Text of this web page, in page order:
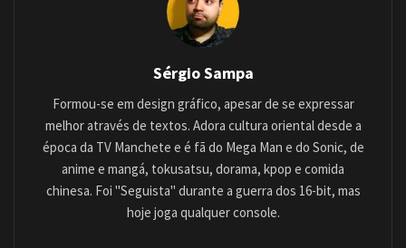
Sérgio Sampa
Formou-se em design gráfico, apesar de se expressar
melhor através de textos. Adora cultura oriental desde a
época da TV Manchete e é fã do Mega Man e do Sonic, de
anime e mangá, tokusatsu, dorama, kpop e comida
chinesa. Foi "Seguista" durante a guerra dos 16-bit, mas
hoje joga qualquer console.